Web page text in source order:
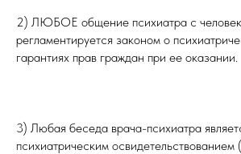
2) ЛЮБОЕ общение психиатра с
регламентируется законом о
гарантиях прав граждан при ее оказании.
3) Любая беседа врача-психиатра
психиатрическим освидетельствованием